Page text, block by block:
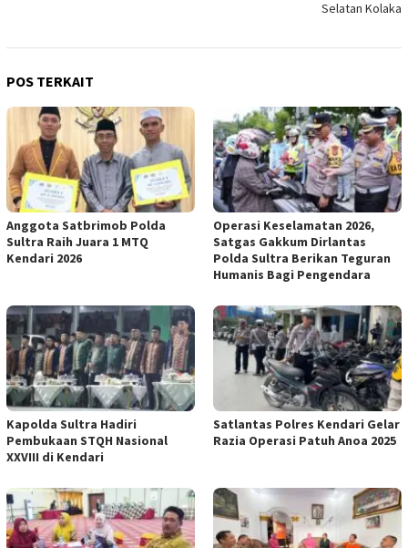
Selatan Kolaka
POS TERKAIT
Anggota Satbrimob Polda
Sultra Raih Juara 1 MTQ
Kendari 2026
Operasi Keselamatan 2026,
Satgas Gakkum Dirlantas
Polda Sultra Berikan Teguran
Humanis Bagi Pengendara
Kapolda Sultra Hadiri
Pembukaan STQH Nasional
XXVIII di Kendari
Satlantas Polres Kendari Gelar
Razia Operasi Patuh Anoa 2025